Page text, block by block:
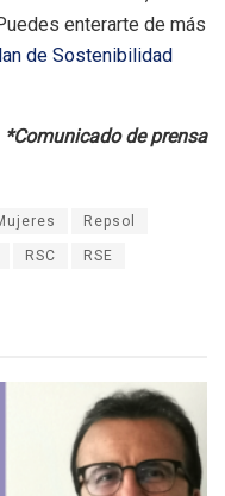
enterarte de más
de Sostenibilidad
*Comunicado de prensa
Repsol
RSC RSE